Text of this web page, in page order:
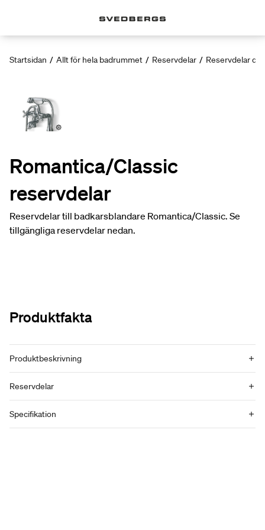
Startsidan / Allt för hela badrummet / Reservdelar / Reservdelar
Romantica/Classic
reservdelar
Reservdelar till badkarsblandare Romantica/Classic. Se
tillgängliga reservdelar nedan.
Produktfakta
Produktbeskrivning
Reservdelar
Specifikation